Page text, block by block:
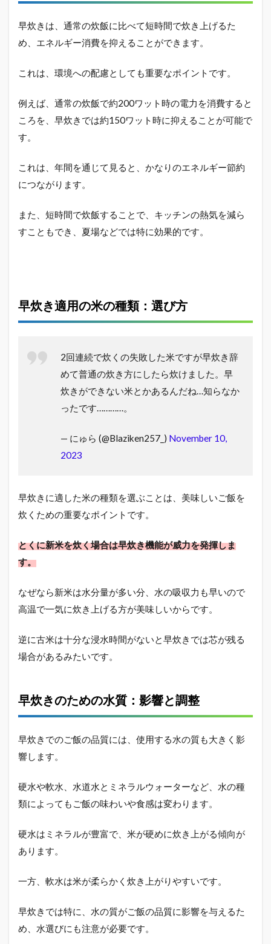
早炊きは、通常の炊飯に比べて短時間で炊き上げるた
め、エネルギー消費を抑えることができます。
これは、環境への配慮としても重要なポイントです。
例えば、通常の炊飯で約200ワット時の電力を消費すると
ころを、早炊きでは約150ワット時に抑えることが可能で
す。
これは、年間を通じて見ると、かなりのエネルギー節約
につながります。
また、短時間で炊飯することで、キッチンの熱気を減ら
すこともでき、夏場などでは特に効果的です。
早炊き適用の米の種類：選び方
2回連続で炊くの失敗した米ですが早炊き辞
めて普通の炊き方にしたら炊けました。早
炊きができない米とかあるんだね…知らなか
ったです…………。
— にゅら (@Blaziken257_) November 10,
2023
早炊きに適した米の種類を選ぶことは、美味しいご飯を
炊くための重要なポイントです。
とくに新米を炊く場合は早炊き機能が威力を発揮しま
す。
なぜなら新米は水分量が多い分、水の吸収力も早いので
高温で一気に炊き上げる方が美味しいからです。
逆に古米は十分な浸水時間がないと早炊きでは芯が残る
場合があるみたいです。
早炊きのための水質：影響と調整
早炊きでのご飯の品質には、使用する水の質も大きく影
響します。
硬水や軟水、水道水とミネラルウォーターなど、水の種
類によってもご飯の味わいや食感は変わります。
硬水はミネラルが豊富で、米が硬めに炊き上がる傾向が
あります。
一方、軟水は米が柔らかく炊き上がりやすいです。
早炊きでは特に、水の質がご飯の品質に影響を与えるた
め、水選びにも注意が必要です。